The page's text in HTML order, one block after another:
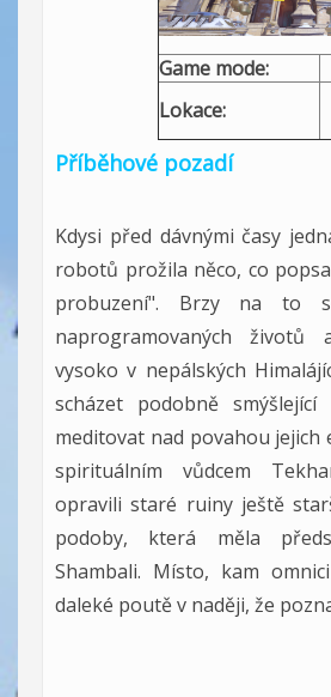
Game mode:
Lokace:
Příběhové pozadí
Kdysi před dávnými časy
robotů prožila něco, co
probuzení". Brzy na to
naprogramovaných
vysoko v nepálských
scházet podobně
meditovat nad povahou jejich
spirituálním vůdcem
opravili staré ruiny ještě
podoby, která měla
Shambali. Místo, kam
daleké poutě v naději, že